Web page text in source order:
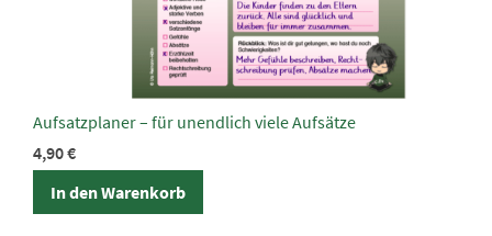
Aufsatzplaner – für unendlich viele Aufsätze
4,90€
In den Warenkorb